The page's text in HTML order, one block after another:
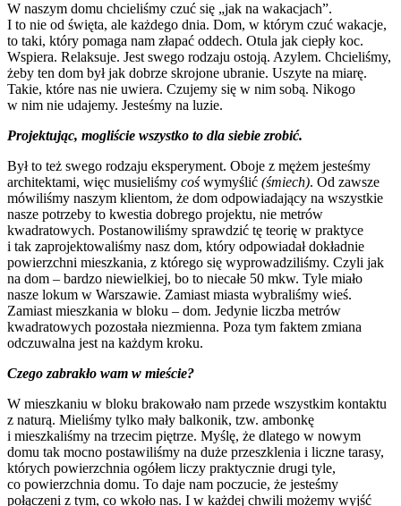
W naszym domu chcieliśmy czuć się „jak na wakacjach”.
I to nie od święta, ale każdego dnia. Dom, w którym czuć wakacje,
to taki, który pomaga nam złapać oddech. Otula jak ciepły koc.
Wspiera. Relaksuje. Jest swego rodzaju ostoją. Azylem. Chcieliśmy,
żeby ten dom był jak dobrze skrojone ubranie. Uszyte na miarę.
Takie, które nas nie uwiera. Czujemy się w nim sobą. Nikogo
w nim nie udajemy. Jesteśmy na luzie.
Projektując, mogliście wszystko to dla siebie zrobić.
Był to też swego rodzaju eksperyment. Oboje z mężem jesteśmy
architektami, więc musieliśmy cośwymyślić (śmiech). Od zawsze
mówiliśmy naszym klientom, że dom odpowiadający na wszystkie
nasze potrzeby to kwestia dobrego projektu, nie metrów
kwadratowych. Postanowiliśmy sprawdzić tę teorię w praktyce
i tak zaprojektowaliśmy nasz dom, który odpowiadał dokładnie
powierzchni mieszkania, z którego się wyprowadziliśmy. Czyli jak
na dom – bardzo niewielkiej, bo to niecałe 50 mkw. Tyle miało
nasze lokum w Warszawie. Zamiast miasta wybraliśmy wieś.
Zamiast mieszkania w bloku – dom. Jedynie liczba metrów
kwadratowych pozostała niezmienna. Poza tym faktem zmiana
odczuwalna jest na każdym kroku.
Czego zabrakło wam w mieście?
W mieszkaniu w bloku brakowało nam przede wszystkim kontaktu
z naturą. Mieliśmy tylko mały balkonik, tzw. ambonkę
i mieszkaliśmy na trzecim piętrze. Myślę, że dlatego w nowym
domu tak mocno postawiliśmy na duże przeszklenia i liczne tarasy,
których powierzchnia ogółem liczy praktycznie drugi tyle,
co powierzchnia domu. To daje nam poczucie, że jesteśmy
połączeni z tym, co wkoło nas. I w każdej chwili możemy wyjść